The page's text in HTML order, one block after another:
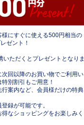
にすぐに使える500円相当の
ゼント！
ただくとプレゼントとなりま
回以降のお買い物でご利用い
別割引もご用意！
案内など、会員様だけの特典
録が可能です。
なショッピングをお楽しみく